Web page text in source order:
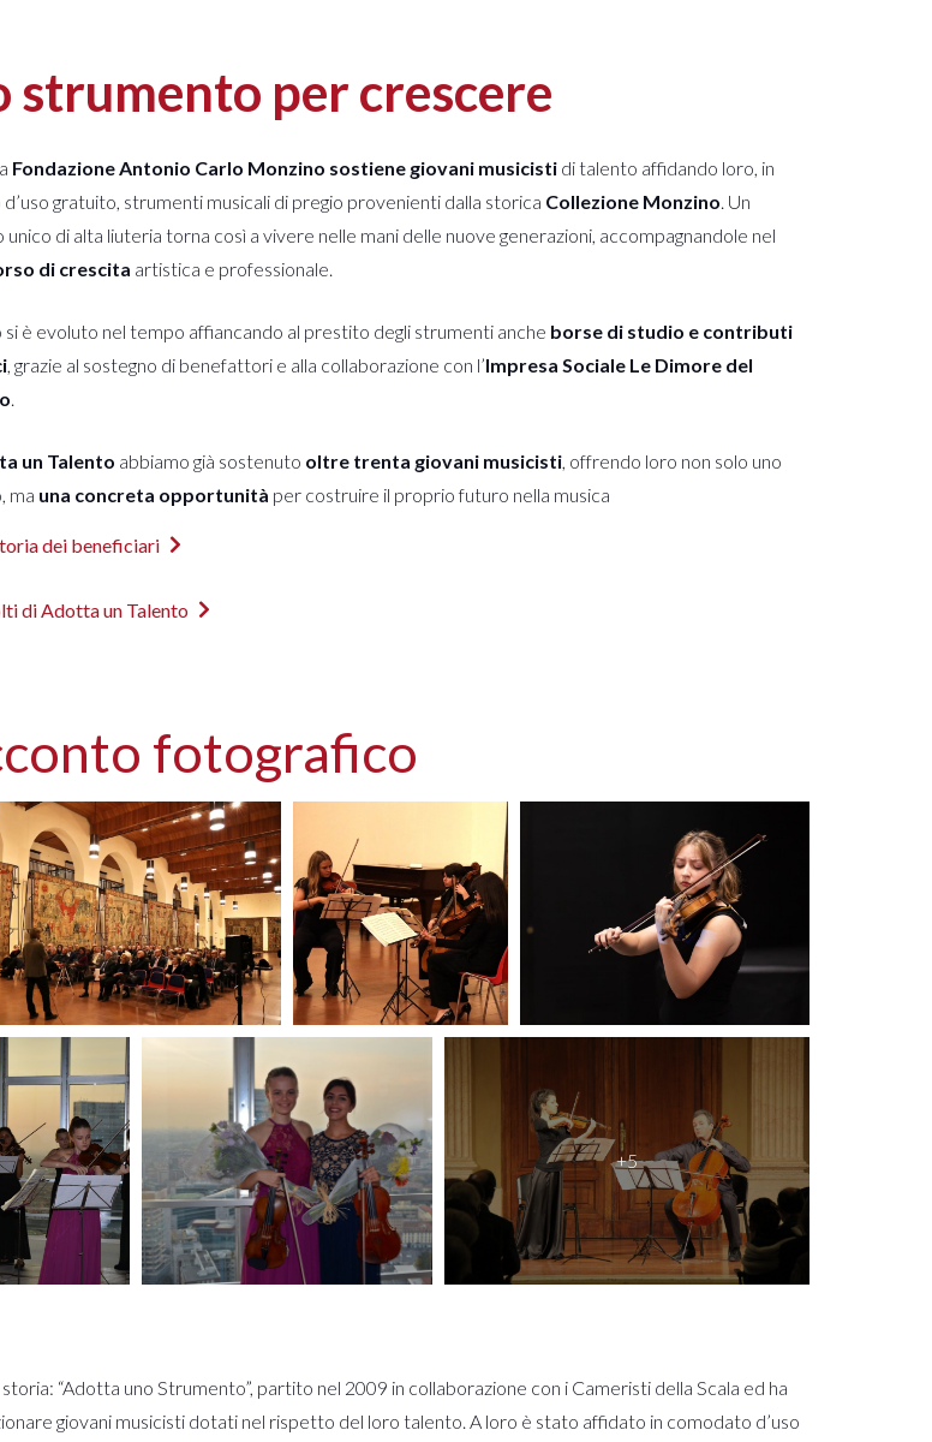
strumento per crescere
Fondazione Antonio Carlo Monzino sostiene giovani musicistidi talento affidando loro, in
gratuito, strumenti musicali di pregio provenienti dalla storica Collezione Monzino. Un
unico di alta liuteria torna così a vivere nelle mani delle nuove generazioni, accompagnandole nel
di crescita artistica e professionale.
è evoluto nel tempo affiancando al prestito degli strumenti anche borse di studio e contributi
, grazie al sostegno di benefattori e alla collaborazione con l’Impresa Sociale Le Dimore del
.
un Talento abbiamo già sostenuto oltre trenta giovani musicisti, offrendo loro non solo uno
ma una concreta opportunità per costruire il proprio futuro nella musica
dei beneficiari
di Adotta un Talento
fotografico
storia: “Adotta uno Strumento”, partito nel 2009 in collaborazione con i Cameristi della Scala ed ha
giovani musicisti dotati nel rispetto del loro talento. A loro è stato affidato in comodato d’uso